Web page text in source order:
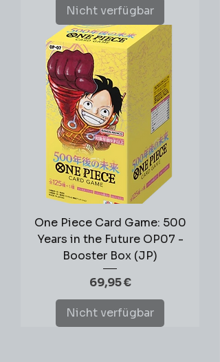
Nicht verfügbar
One Piece Card Game: 500
Years in the Future OP07 -
Booster Box (JP)
Preis
69,95 €
Nicht verfügbar